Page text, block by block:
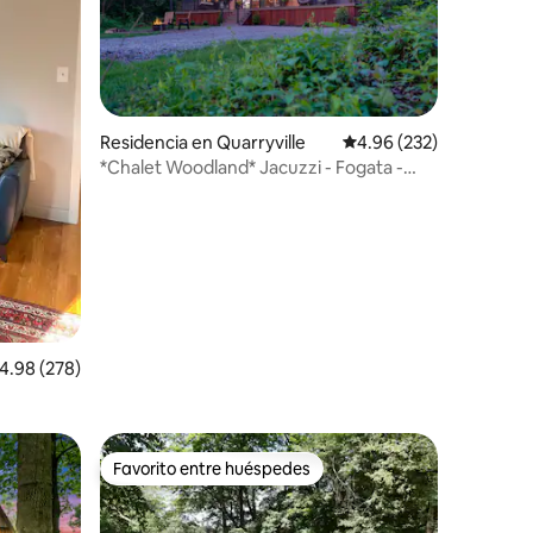
promedio: 4.98 de 5; 278 evaluaciones
4.98 (278)
Residencia en Quarryville Calificación promedio:
4.96 (232)
*Chalet Woodland* Jacuzzi - Fogata -
Favorito entre huéspedes
Favorito entre huéspedes